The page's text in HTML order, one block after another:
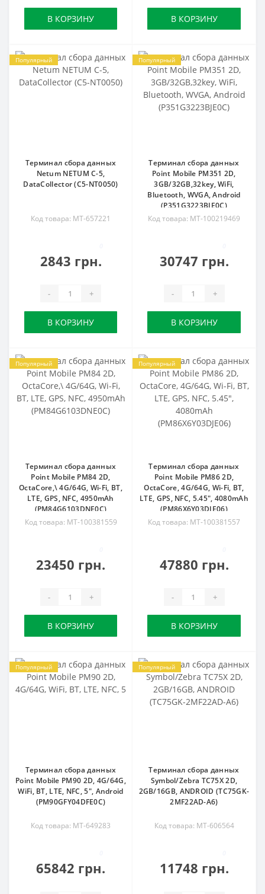
В КОРЗИНУ В КОРЗИНУ
Популярный
Терминал сбора данных
Netum NETUM C-5,
DataCollector (C5-NT0050)
Код товара: MT-657221
2843 грн.
- +
В КОРЗИНУ
Популярный
Терминал сбора данных
Point Mobile PM351 2D,
3GB/32GB,32key, WiFi,
Bluetooth, WVGA, Android
(P351G3223BJE0C)
Код товара: MT-100219469
30747 грн.
- +
В КОРЗИНУ
Популярный
Терминал сбора данных
Point Mobile PM84 2D,
OctaCore,\ 4G/64G, Wi-Fi, BT,
LTE, GPS, NFC, 4950mAh
(PM84G6103DNE0C)
Код товара: MT-100381559
23450 грн.
- +
В КОРЗИНУ
Популярный
Терминал сбора данных
Point Mobile PM86 2D,
OctaCore, 4G/64G, Wi-Fi, BT,
LTE, GPS, NFC, 5.45", 4080mAh
(PM86X6Y03DJE06)
Код товара: MT-100381557
47880 грн.
- +
В КОРЗИНУ
Популярный
Терминал сбора данных
Point Mobile PM90 2D, 4G/64G,
WiFi, BT, LTE, NFC, 5", Android
(PM90GFY04DFE0C)
Код товара: MT-649283
65842 грн.
Популярный
Терминал сбора данных
Symbol/Zebra TC75X 2D,
2GB/16GB, ANDROID (TC75GK-
2MF22AD-A6)
Код товара: MT-606564
11748 грн.